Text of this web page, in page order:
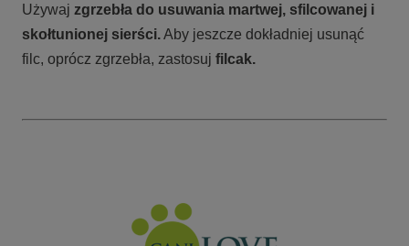
Używaj zgrzebła do usuwania martwej, sfilcowanej i
skołtunionej sierści.Aby jeszcze dokładniej usunąć
filc, oprócz zgrzebła, zastosuj filcak.